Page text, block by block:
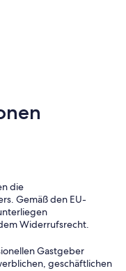
die
Gemäß den EU-
Widerrufsrecht.
Gastgeber
geschäftlichen